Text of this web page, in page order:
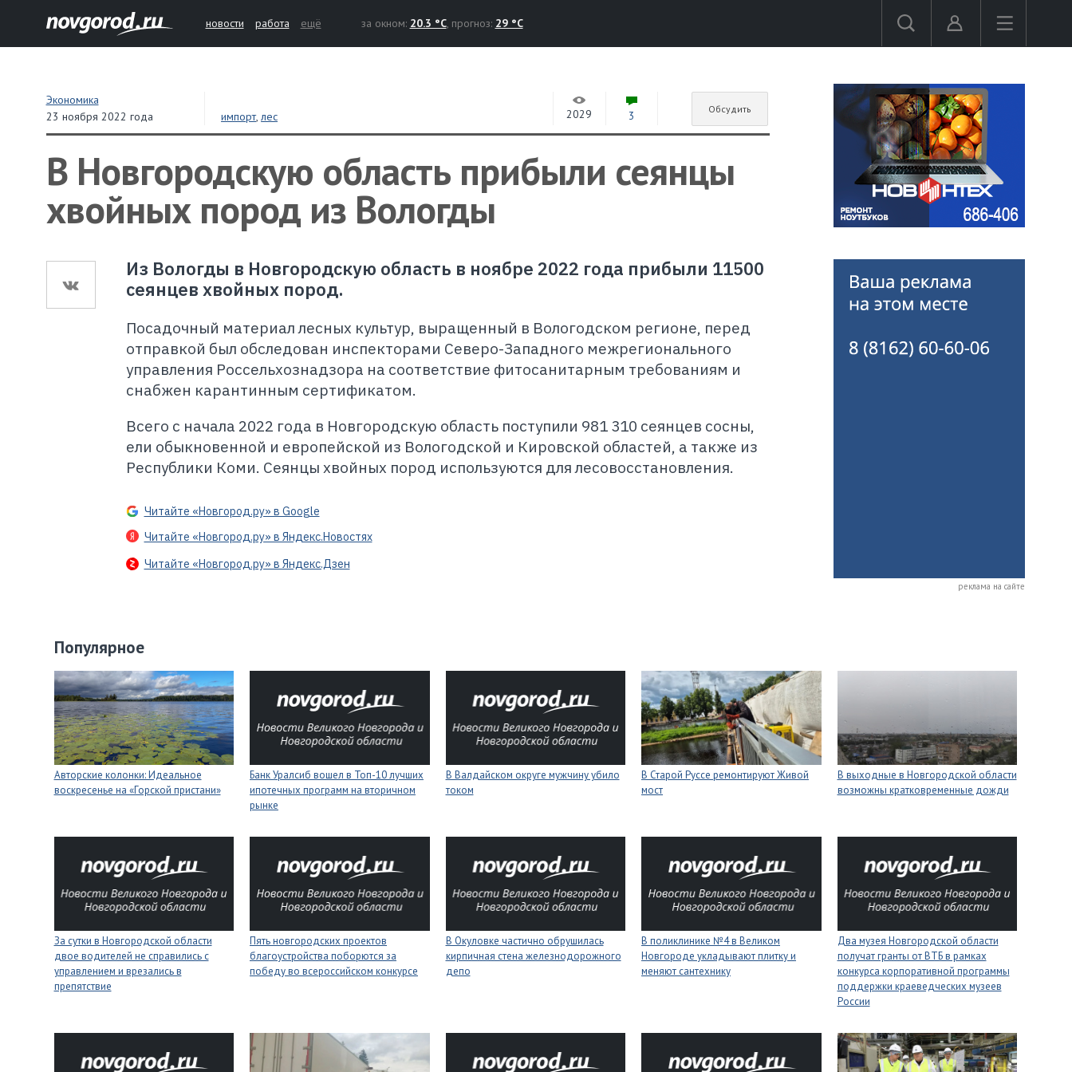
новости работа ещё за окном: 20.3 °C, прогноз: 29 °C
Экономика
23 ноября 2022 года
импорт,лес 2029 3 Обсудить
В Новгородскую область прибыли сеянцы
хвойных пород из Вологды
Из Вологды в Новгородскую область в ноябре 2022 года прибыли 11500
сеянцев хвойных пород.
Посадочный материал лесных культур, выращенный в Вологодском регионе, перед
отправкой был обследован инспекторами Северо-Западного межрегионального
управления Россельхознадзора на соответствие фитосанитарным требованиям и
снабжен карантинным сертификатом.
Всего с начала 2022 года в Новгородскую область поступили 981 310 сеянцев сосны,
ели обыкновенной и европейской из Вологодской и Кировской областей, а также из
Республики Коми. Сеянцы хвойных пород используются для лесовосстановления.
Читайте «Новгород.ру» в Google
Читайте «Новгород.ру» в Яндекс.Новостях
Читайте «Новгород.ру» в Яндекс.Дзен
реклама на сайте
Популярное
Авторские колонки: Идеальное
воскресенье на «Горской пристани»
Банк Уралсиб вошел в Топ-10 лучших
ипотечных программ на вторичном
рынке
В Валдайском округе мужчину убило
током
В Старой Руссе ремонтируют Живой
мост
В выходные в Новгородской области
возможны кратковременные дожди
За сутки в Новгородской области
двое водителей не справились с
управлением и врезались в
препятствие
Пять новгородских проектов
благоустройства поборются за
победу во всероссийском конкурсе
В Окуловке частично обрушилась
кирпичная стена железнодорожного
депо
В поликлинике №4 в Великом
Новгороде укладывают плитку и
меняют сантехнику
Два музея Новгородской области
получат гранты от ВТБ в рамках
конкурса корпоративной программы
поддержки краеведческих музеев
России